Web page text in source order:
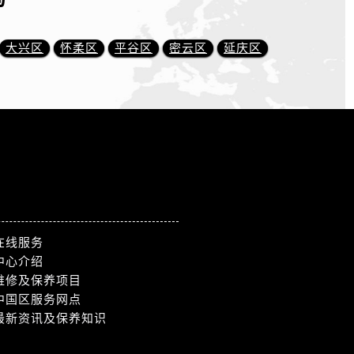
大兴区 怀柔区 平谷区 密云区 延庆区
线服务
心介绍
修及保养项目
国区服务网点
新资讯及保养知识